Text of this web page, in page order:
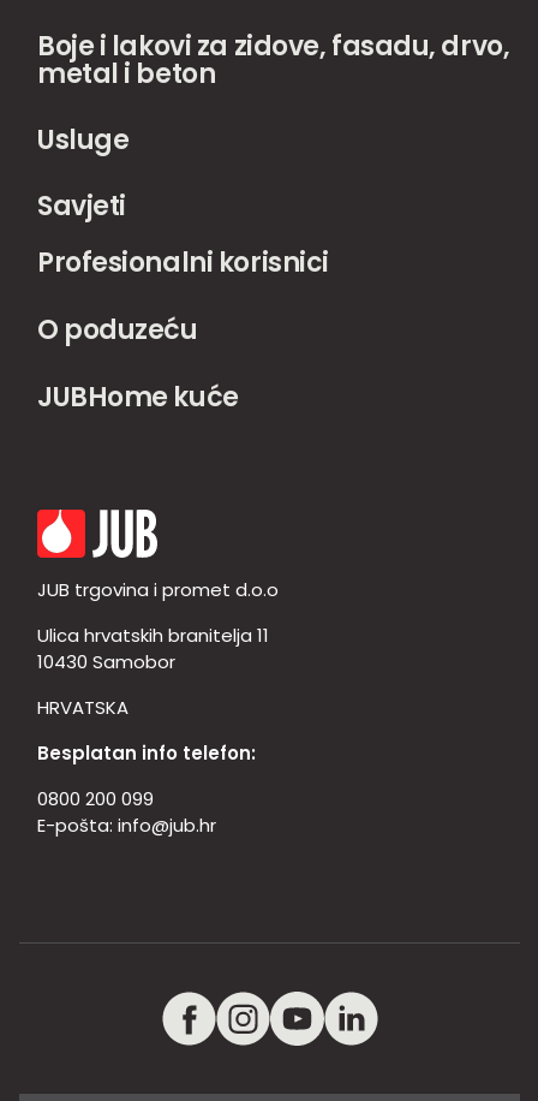
Boje i lakovi za zidove, fasadu, drvo,
metal i beton
Usluge
Savjeti
Profesionalni korisnici
O poduzeću
JUBHome kuće
JUB trgovina i promet d.o.o
Ulica hrvatskih branitelja 11
10430 Samobor
HRVATSKA
Besplatan info telefon:
0800 200 099
E-pošta: info@jub.hr